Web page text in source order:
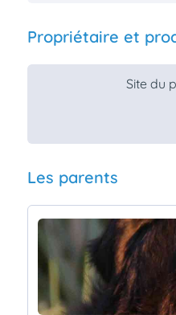
Propriétaire et
Site du
Les parents